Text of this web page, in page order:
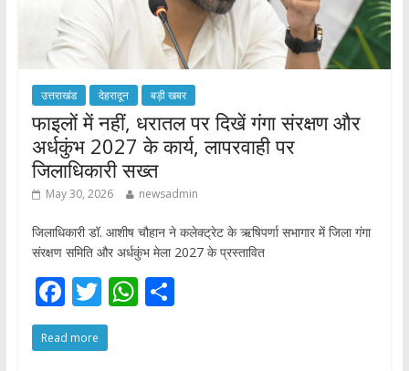
उत्तराखंड देहरादून बड़ी खबर
फाइलों में नहीं, धरातल पर दिखें गंगा संरक्षण और
अर्धकुंभ 2027 के कार्य, लापरवाही पर
जिलाधिकारी सख्त
May 30, 2026 newsadmin
जिलाधिकारी डॉ. आशीष चौहान ने कलेक्ट्रेट के ऋषिपर्णा सभागार में जिला गंगा
संरक्षण समिति और अर्धकुंभ मेला 2027 के प्रस्तावित
F
ac
e
T
w
itt
W S
Read more